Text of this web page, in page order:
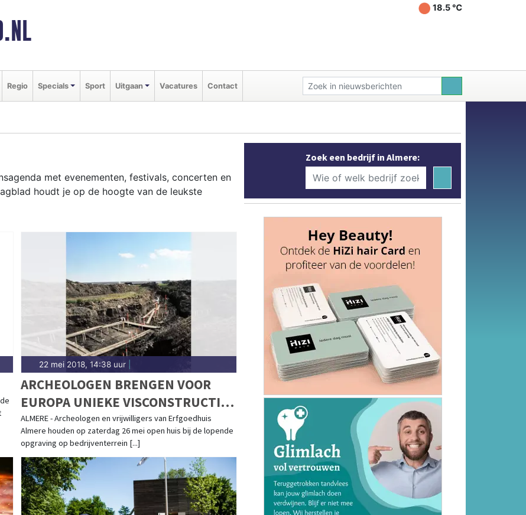
18.5 ℃
Regio Specials Sport Uitgaan Vacatures Contact
met evenementen, festivals, concerten en
houdt je op de hoogte van de leukste
en culinaire events - ontdek het
22 mei 2018, 14:38 uur|
ARCHEOLOGEN BRENGEN VOOR
EUROPA UNIEKE VISCONSTRUCTIES
NIEUWE STEENTIJD IN KAART
ALMERE - Archeologen en vrijwilligers van Erfgoedhuis
Almere houden op zaterdag 26 mei open huis bij de lopende
opgraving op bedrijventerrein [...]
Zoek een bedrijf in Almere: